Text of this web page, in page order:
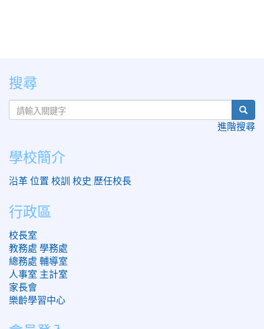
:::
搜尋
進階搜尋
學校簡介
沿革 位置 校訓 校史 歷任校長
行政區
校長室
教務處 學務處
總務處 輔導室
人事室 主計室
家長會
樂齡學習中心